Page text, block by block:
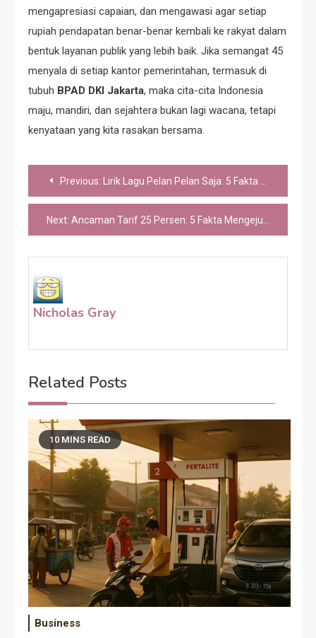
mengapresiasi capaian, dan mengawasi agar setiap
rupiah pendapatan benar-benar kembali ke rakyat dalam
bentuk layanan publik yang lebih baik. Jika semangat 45
menyala di setiap kantor pemerintahan, termasuk di
tubuh BPAD DKI Jakarta, maka cita-cita Indonesia
maju, mandiri, dan sejahtera bukan lagi wacana, tetapi
kenyataan yang kita rasakan bersama.
Post
navigation
Previous: Lirik Lagu Pelan Pelan Saja: 5 Fakta Menakjubkan di Balik Viralnya Lagi
Next: Ancaman Tarif 25 Persen: 5 Fakta Mengejutkan soal Efektivitas Sanksi Trump
Nicholas Gray
Related Posts
10 MINS READ
Business